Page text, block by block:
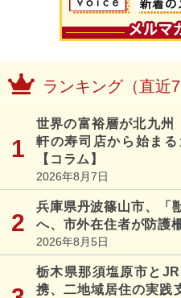
ランキング（直近7
世界の富裕層が北九州
軒の寿司店から始ま
【コラム】
2026年8月7日
兵庫県丹波篠山市、「
へ、市外在住者が防護
2026年8月5日
栃木県那須塩原市と
携、二地域居住の実践